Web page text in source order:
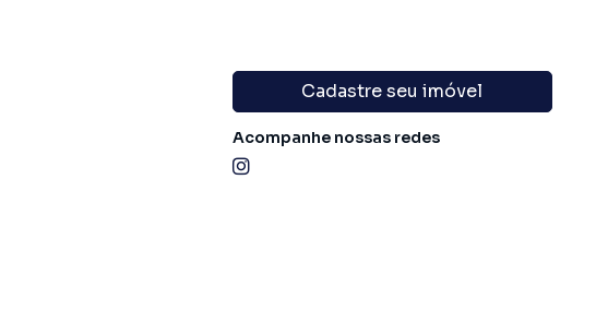
Cadastre seu imóvel
Acompanhe nossas redes